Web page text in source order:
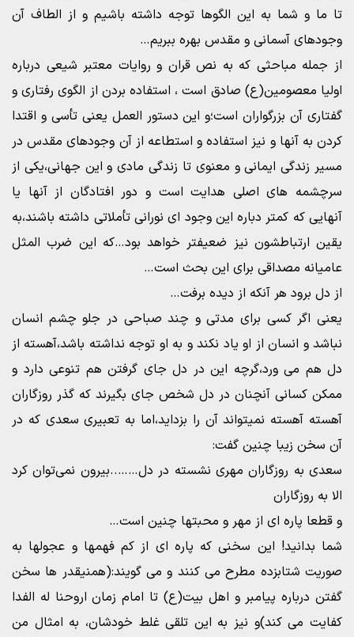
تا ما و شما به این الگوها توجه داشته باشیم و از الطاف آن
وجودهای آسمانی و مقدس بهره ببریم…
از جمله مباحثی که به نص قران و روایات معتبر شیعی درباره
اولیا معصومین(ع) صادق است ، استفاده بردن از الگوی رفتاری و
گفتاری آن بزرگواران است؛و این دستور العمل یعنی تأسی و اقتدا
کردن به آنها و نیز استفاده و استطاعه از آن وجودهای مقدس در
مسیر زندگی ایمانی و معنوی تا زندگی مادی و این جهانی،یکی از
سرچشمه های اصلی هدایت است و دور افتادگان از آنها یا
آنهایی که کمتر دباره این وجود ای نورانی تأملاتی داشته باشند،به
یقین ارتباطشون نیز ضعیفتر خواهد بود…که این ضرب المثل
عامیانه مصداقی برای این بحث است…
از دل برود هر آنکه از دیده برفت…
یعنی اگر کسی برای مدتی و چند صباحی در جلو چشم انسان
نباشد و انسان از او یاد نکند و به او توجه نداشته باشد،آهسته از
دل هم می ورد،گرچه این در دل جای گرفتن هم تنوعی دارد و
ممکن کسانی آنچنان در دل شخص جای بگیرند که گذر روزگاران
آهسته آهسته نمیتواند آن را بزداید،اما به تعبیری سعدی که در
آن سخن زیبا چنین گفت:
سعدی به روزگاران مهری نشسته در دل……..بیرون نمی‌توان کرد
الا به روزگاران
و قطعا پاره ای از مهر و محبتها چنین است…
شما بدانید! این سخنی که پاره ای از کم فهمها و عجولها به
صوریت شتابزده مطرح می کنند و می گویند:(همنیقدر ها سخن
گفتن درباره پیامبر و اهل بیت(ع) تا امام زمان اروحنا له الفدا
کفایت می کند)و نیز به این تلقی غلط خودشان، به امثال من